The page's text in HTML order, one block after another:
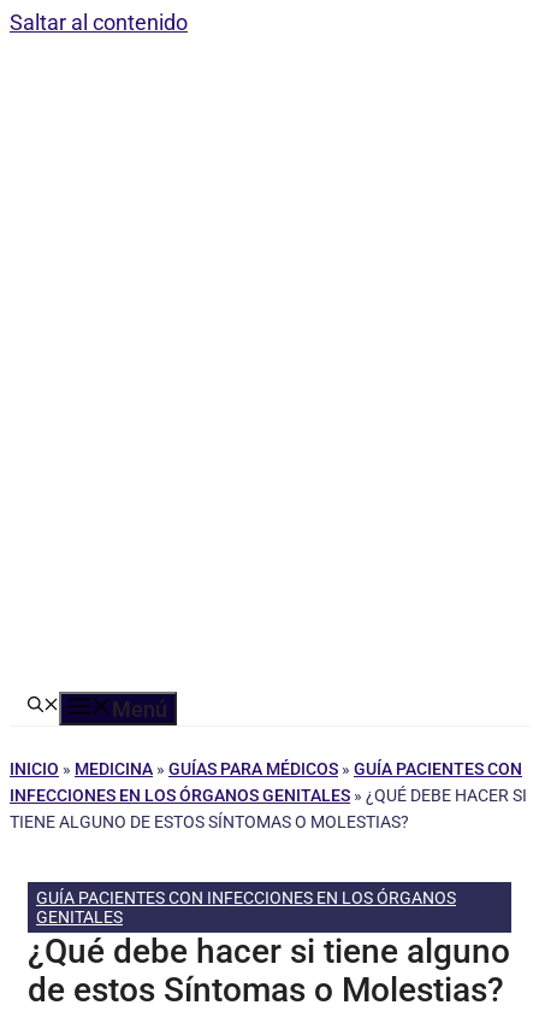
Saltar al contenido
Menú
INICIO » MEDICINA » GUÍAS PARA MÉDICOS » GUÍA PACIENTES CON
INFECCIONES EN LOS ÓRGANOS GENITALES » ¿QUÉ DEBE HACER SI
TIENE ALGUNO DE ESTOS SÍNTOMAS O MOLESTIAS?
GUÍA PACIENTES CON INFECCIONES EN LOS ÓRGANOS
GENITALES
¿Qué debe hacer si tiene alguno
de estos Síntomas o Molestias?